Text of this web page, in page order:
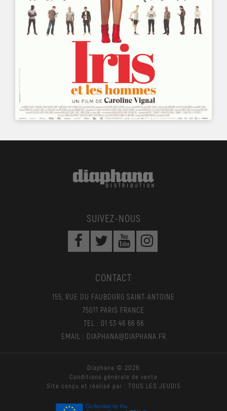
SUIVEZ-NOUS
CONTACT
155, RUE DU FAUBOURG SAINT-ANTOINE
75011 PARIS FRANCE
TEL : 01 53 46 66 66
EMAIL : DIAPHANA@DIAPHANA.FR
Diaphana © 2026
Conditions générale de vente
Site conçu et réalisé par : TOUS LES JEUDIS